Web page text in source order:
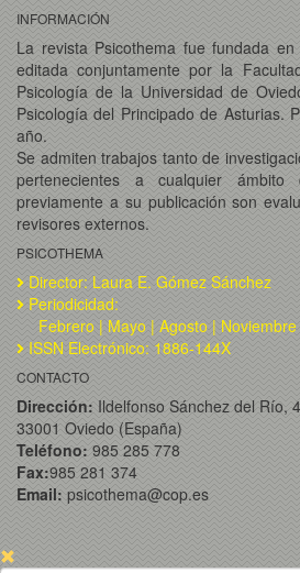
INFORMACIÓN
La revista Psicothema fue fundada
editada conjuntamente por la
Psicología de la Universidad de
Psicología del Principado de Asturias.
año.
Se admiten trabajos tanto de
pertenecientes a cualquier
previamente a su publicación son
revisores externos.
PSICOTHEMA
Director: Laura E. Gómez Sánchez
Periodicidad:
Febrero | Mayo | Agosto | Noviembre
ISSN Electrónico: 1886-144X
CONTACTO
Dirección: Ildelfonso Sánchez del Río,
33001 Oviedo (España)
Teléfono: 985 285 778
Fax:985 281 374
Email: psicothema@cop.es